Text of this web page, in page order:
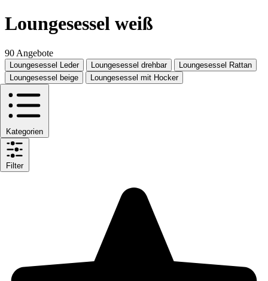
Loungesessel weiß
90 Angebote
Loungesessel Leder Loungesessel drehbar
Loungesessel Rattan
Loungesessel beige
Loungesessel mit Hocker
Kategorien
Filter